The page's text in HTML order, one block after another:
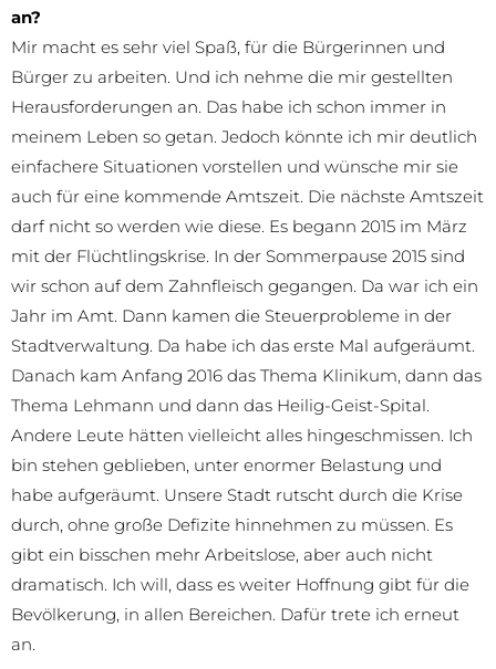
an?
Mir macht es sehr viel Spaß, für die Bürgerinnen und
Bürger zu arbeiten. Und ich nehme die mir gestellten
Herausforderungen an. Das habe ich schon immer in
meinem Leben so getan. Jedoch könnte ich mir deutlich
einfachere Situationen vorstellen und wünsche mir sie
auch für eine kommende Amtszeit. Die nächste Amtszeit
darf nicht so werden wie diese. Es begann 2015 im März
mit der Flüchtlingskrise. In der Sommerpause 2015 sind
wir schon auf dem Zahnfleisch gegangen. Da war ich ein
Jahr im Amt. Dann kamen die Steuerprobleme in der
Stadtverwaltung. Da habe ich das erste Mal aufgeräumt.
Danach kam Anfang 2016 das Thema Klinikum, dann das
Thema Lehmann und dann das Heilig-Geist-Spital.
Andere Leute hätten vielleicht alles hingeschmissen. Ich
bin stehen geblieben, unter enormer Belastung und
habe aufgeräumt. Unsere Stadt rutscht durch die Krise
durch, ohne große Defizite hinnehmen zu müssen. Es
gibt ein bisschen mehr Arbeitslose, aber auch nicht
dramatisch. Ich will, dass es weiter Hoffnung gibt für die
Bevölkerung, in allen Bereichen. Dafür trete ich erneut
an.